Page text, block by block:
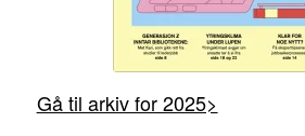
Gå til arkiv for 2025>